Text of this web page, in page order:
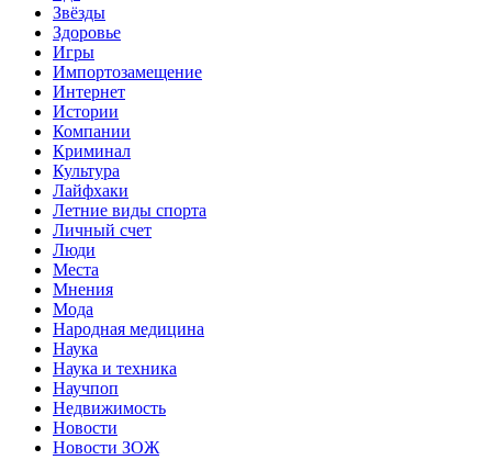
Звёзды
Здоровье
Игры
Импортозамещение
Интернет
Истории
Компании
Криминал
Культура
Лайфхаки
Летние виды спорта
Личный счет
Люди
Места
Мнения
Мода
Народная медицина
Наука
Наука и техника
Научпоп
Недвижимость
Новости
Новости ЗОЖ